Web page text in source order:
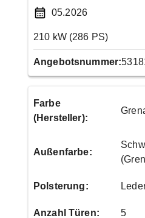
05.2026
210 kW (286 PS)
Angebotsnummer:
Farbe
(Hersteller):
Außenfarbe:
Polsterung:
Anzahl Türen: 5